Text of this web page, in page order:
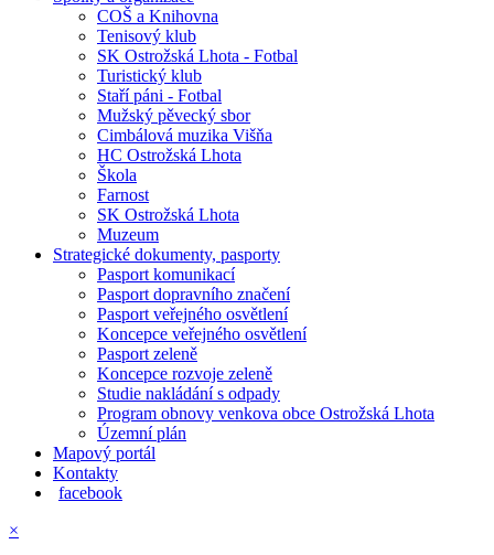
COŠ a Knihovna
Tenisový klub
SK Ostrožská Lhota - Fotbal
Turistický klub
Staří páni - Fotbal
Mužský pěvecký sbor
Cimbálová muzika Višňa
HC Ostrožská Lhota
Škola
Farnost
SK Ostrožská Lhota
Muzeum
Strategické dokumenty, pasporty
Pasport komunikací
Pasport dopravního značení
Pasport veřejného osvětlení
Koncepce veřejného osvětlení
Pasport zeleně
Koncepce rozvoje zeleně
Studie nakládání s odpady
Program obnovy venkova obce Ostrožská Lhota
Územní plán
Mapový portál
Kontakty
facebook
×